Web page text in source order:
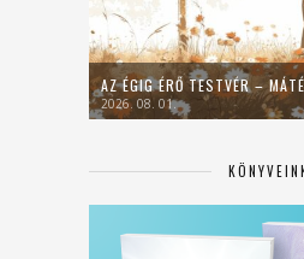
AZ ÉGIG ÉRŐ TESTVÉR –
2026. 08. 01.